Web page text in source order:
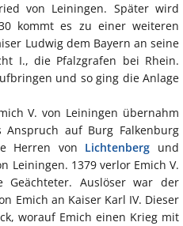
von Leiningen. Später wird
kommt es zu einer weiteren
Ludwig dem Bayern an seine
I., die Pfalzgrafen bei Rhein.
und so ging die Anlage
V. von Leiningen übernahm
auf Burg Falkenburg
Herren von Lichtenberg und
Leiningen. 1379 verlor Emich V.
Geächteter. Auslöser war der
Emich an Kaiser Karl IV. Dieser
worauf Emich einen Krieg mit